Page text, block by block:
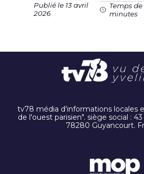
Publié le 13 avril
2026
Temps
minutes
tv78 média d'informations locales
de l'ouest parisien". siège social :
78280 Guyancourt.